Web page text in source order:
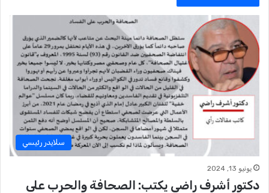
سلايدر رئيسي
يونيو 13, 2024
دكتور أشرف راضي يكتب: الصحافة والحرب على